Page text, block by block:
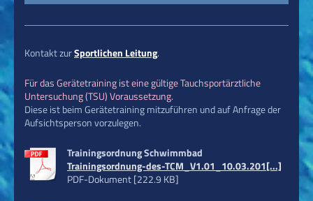
Kontakt zurSportlichen Leitung.
Für das Gerätetraining ist eine gültige Tauchsportärztliche
Untersuchung (TSU) Voraussetzung.
Diese ist beim Gerätetraining mitzuführen und auf Anfrage der
Aufsichtsperson vorzulegen.
Trainingsordnung Schwimmbad
Trainingsordnung-des-TCM_V1.01_10.03.201[...]
PDF-Dokument [222.9 KB]